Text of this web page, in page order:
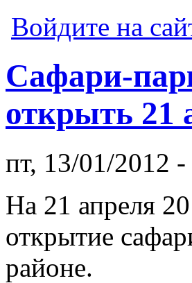
Войдите на
Сафари-
открыть 21
пт, 13/01/2012
На 21 апреля
открытие
районе.